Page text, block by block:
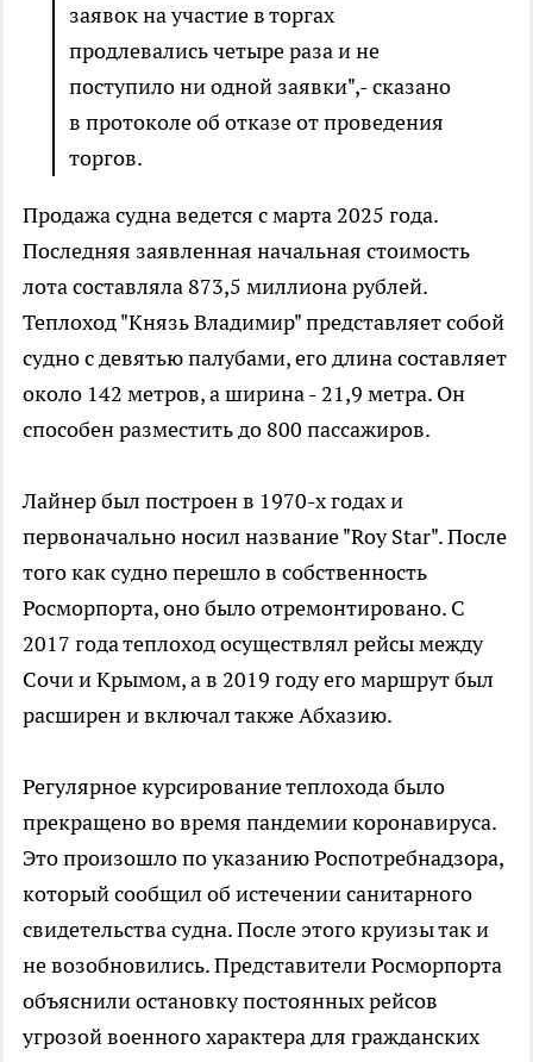
заявок на участие в торгах
продлевались четыре раза и не
поступило ни одной заявки",- сказано
в протоколе об отказе от проведения
торгов.
Продажа судна ведется с марта 2025 года.
Последняя заявленная начальная стоимость
лота составляла 873,5 миллиона рублей.
Теплоход "Князь Владимир" представляет собой
судно с девятью палубами, его длина составляет
около 142 метров, а ширина - 21,9 метра. Он
способен разместить до 800 пассажиров.
Лайнер был построен в 1970-х годах и
первоначально носил название "Roy Star". После
того как судно перешло в собственность
Росморпорта, оно было отремонтировано. С
2017 года теплоход осуществлял рейсы между
Сочи и Крымом, а в 2019 году его маршрут был
расширен и включал также Абхазию.
Регулярное курсирование теплохода было
прекращено во время пандемии коронавируса.
Это произошло по указанию Роспотребнадзора,
который сообщил об истечении санитарного
свидетельства судна. После этого круизы так и
не возобновились. Представители Росморпорта
объяснили остановку постоянных рейсов
угрозой военного характера для гражданских